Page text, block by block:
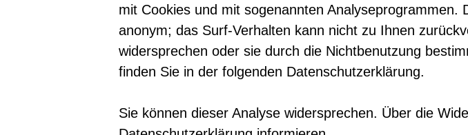
mit Cookies und mit sogenannten Analyseprogrammen.
anonym; das Surf-Verhalten kann nicht zu Ihnen
widersprechen oder sie durch die Nichtbenutzung
finden Sie in der folgenden Datenschutzerklärung.
Sie können dieser Analyse widersprechen. Über die